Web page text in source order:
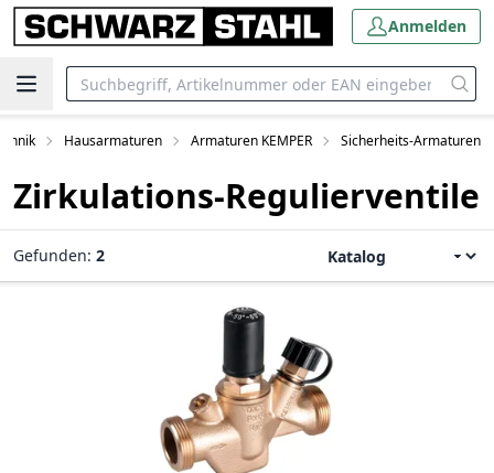
Anmelden
Hausarmaturen Armaturen KEMPER Sicherheits-Armaturen
Zirkulations-Regulierventile
Gefunden: 2